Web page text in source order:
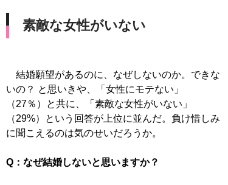
素敵な女性がいない
結婚願望があるのに、なぜしないのか。できな
いの？ と思いきや、「女性にモテない」
（27％）と共に、「素敵な女性がいない」
（29%）という回答が上位に並んだ。負け惜しみ
に聞こえるのは気のせいだろうか。
Q：なぜ結婚しないと思いますか？